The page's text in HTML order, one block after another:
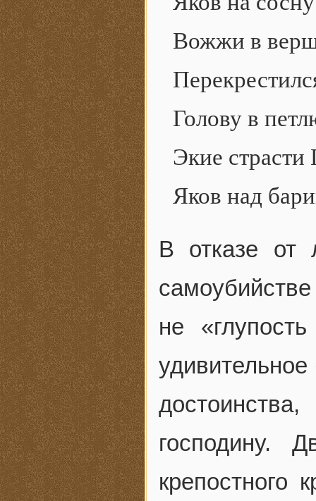
Вожжи в
Голову в
Экие страсти
Яков над
В отказе от
не
удивительное
господину.
крепостного